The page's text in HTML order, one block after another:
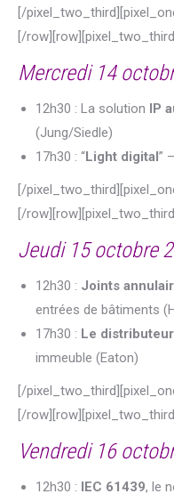
[/
[/
Mercredi 14
12h30 : La solution IP
(Jung/Siedle)
17h30 : “Light digital”
[/
[/
Jeudi 15 octobre
12h30 : Joints
entrées de bâtiments
17h30 : Le
immeuble (Eaton)
[/
[/
Vendredi 16
12h30 : IEC 61439, le